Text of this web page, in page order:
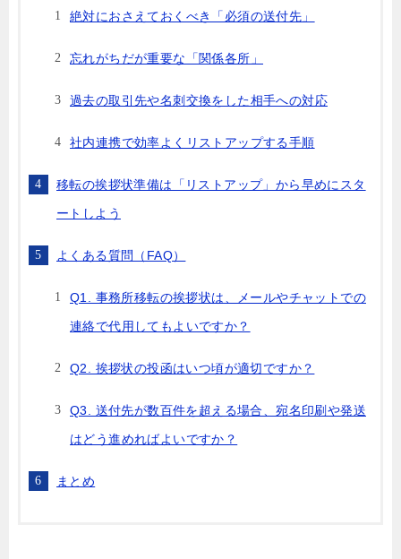
絶対におさえておくべき「必須の送付先」
忘れがちだが重要な「関係各所」
過去の取引先や名刺交換をした相手への対応
社内連携で効率よくリストアップする手順
移転の挨拶状準備は「リストアップ」から早めにスタ
ートしよう
よくある質問（FAQ）
Q1. 事務所移転の挨拶状は、メールやチャットでの
連絡で代用してもよいですか？
Q2. 挨拶状の投函はいつ頃が適切ですか？
Q3. 送付先が数百件を超える場合、宛名印刷や発送
はどう進めればよいですか？
まとめ